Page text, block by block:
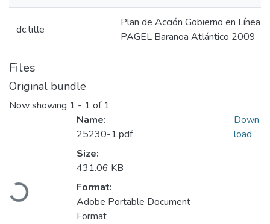
dc.title
Plan de Acción Gobierno en Línea
PAGEL Baranoa Atlántico 2009
Files
Original bundle
Now showing 1 - 1 of 1
Loading...
Name:
25230-1.pdf
Size:
431.06 KB
Format:
Adobe Portable Document
Format
Down
load